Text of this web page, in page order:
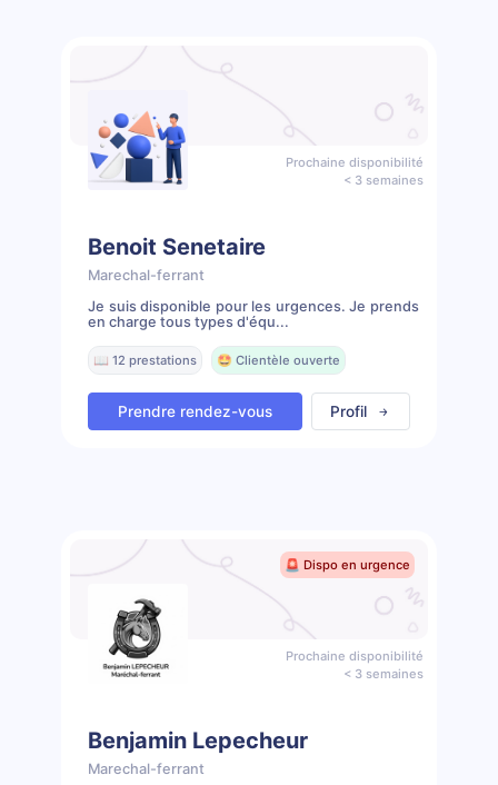
Prochaine disponibilité
< 3 semaines
Benoit Senetaire
Marechal-ferrant
Je suis disponible pour les urgences. Je prends
en charge tous types d'équ...
📖 12 prestations 🤩 Clientèle ouverte
Prendre rendez-vous Profil
🚨 Dispo en urgence
Prochaine disponibilité
< 3 semaines
Benjamin Lepecheur
Marechal-ferrant